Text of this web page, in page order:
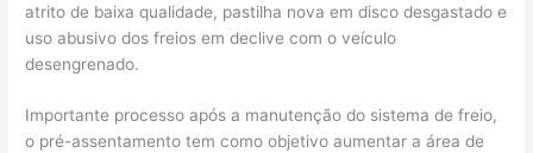
atrito de baixa qualidade, pastilha nova em disco desgastado e
uso abusivo dos freios em declive com o veículo
desengrenado.
Importante processo após a manutenção do sistema de freio,
o pré-assentamento tem como objetivo aumentar a área de